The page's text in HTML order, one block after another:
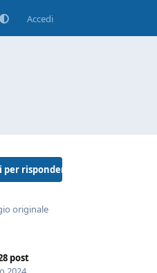
Accedi
per rispondere
originale
post